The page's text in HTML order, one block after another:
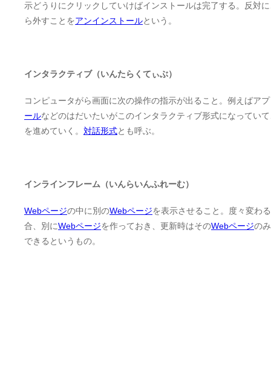
示どうりにクリックしていけばインストールは完了する。反対
ら外すことをアンインストールという。
インタラクティブ（いんたらくてぃぶ）
コンピュータがら画面に次の操作の指示が出ること。例えばア
ールなどのはだいたいがこのインタラクティブ形式になってい
を進めていく。 対話形式とも呼ぶ。
インラインフレーム（いんらいんふれーむ）
Webページの中に別のWebページを表示させること。度々変わ
合、別にWebページを作っておき、更新時はそのWebページの
できるというもの。